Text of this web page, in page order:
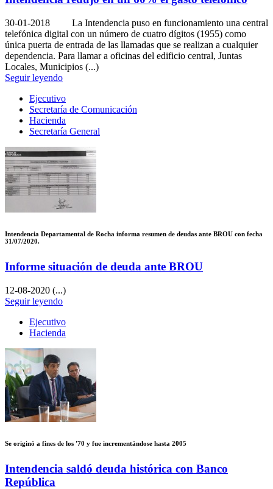
30-01-2018 La Intendencia puso en funcionamiento una central
telefónica digital con un número de cuatro dígitos (1955) como
única puerta de entrada de las llamadas que se realizan a cualquier
dependencia. Para llamar a oficinas del edificio central, Juntas
Locales, Municipios (...)
Seguir leyendo
Ejecutivo
Secretaría de Comunicación
Hacienda
Secretaría General
Intendencia Departamental de Rocha informa resumen de deudas ante BROU con fecha
31/07/2020.
Informe situación de deuda ante BROU
12-08-2020 (...)
Seguir leyendo
Ejecutivo
Hacienda
Se originó a fines de los '70 y fue incrementándose hasta 2005
Intendencia saldó deuda histórica con Banco
República